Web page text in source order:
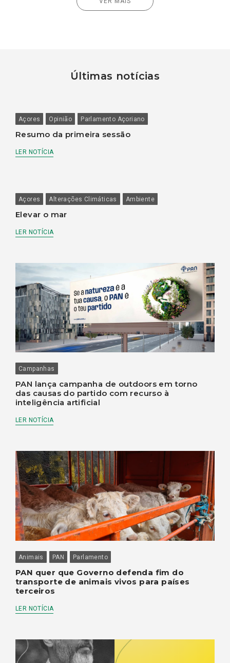
Últimas notícias
Açores Opinião Parlamento Açoriano
Resumo da primeira sessão
LER NOTÍCIA
Açores Alterações Climáticas Ambiente
Elevar o mar
LER NOTÍCIA
Campanhas
PAN lança campanha de outdoors em torno
das causas do partido com recurso à
inteligência artificial
LER NOTÍCIA
Animais PAN Parlamento
PAN quer que Governo defenda fim do
transporte de animais vivos para países
terceiros
LER NOTÍCIA